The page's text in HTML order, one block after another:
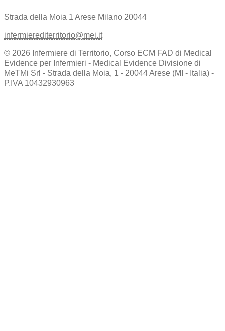
Strada della Moia 1 Arese Milano 20044
infermierediterritorio@mei.it
© 2026 Infermiere di Territorio, Corso ECM FAD di Medical
Evidence per Infermieri - Medical Evidence Divisione di
MeTMi Srl - Strada della Moia, 1 - 20044 Arese (MI - Italia) -
P.IVA 10432930963